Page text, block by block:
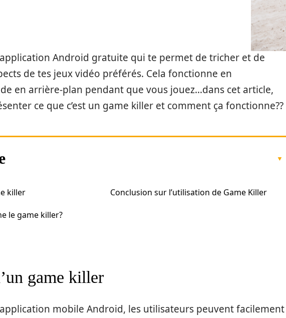
Android gratuite qui te permet de tricher et de
de tes jeux vidéo préférés. Cela fonctionne en
en arrière-plan pendant que vous jouez…dans cet article,
ce que c’est un game killer et comment ça fonctionne??
killer
le game killer?
Conclusion sur l’utilisation de Game Killer
game killer
mobile Android, les utilisateurs peuvent facilement